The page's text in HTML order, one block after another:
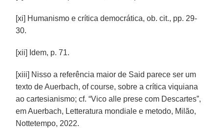
[xi] Humanismo e crítica democrática, ob. cit., pp. 29-
30.
[xii] Idem, p. 71.
[xiii] Nisso a referência maior de Said parece ser um
texto de Auerbach, of course, sobre a crítica viquiana
ao cartesianismo; cf. “Vico alle prese com Descartes”,
em Auerbach, Letteratura mondiale e metodo, Milão,
Nottetempo, 2022.